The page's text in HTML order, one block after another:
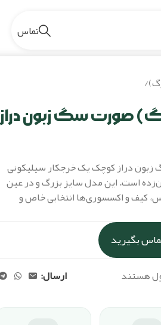
تماس
/
صورت سگ زبون دراز
دراز کوچک یک خرجکار سیلیکونی
است. این مدل سایز بزرگ و در عین
کیف و اکسسوری‌ها انتخابی خاص و
بگیرید
هستند ارسال: